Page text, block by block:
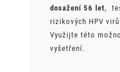
dosažení 56 let,
rizikových HPV
Využijte této
vyšetření.